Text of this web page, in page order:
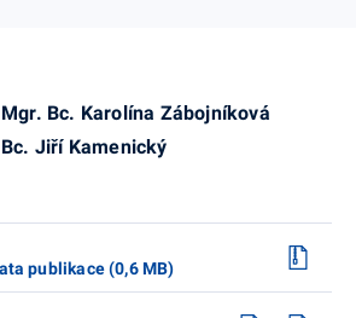
Mgr. Bc. Karolína Zábojníková
Bc. Jiří Kamenický
publikace (0,6 MB)